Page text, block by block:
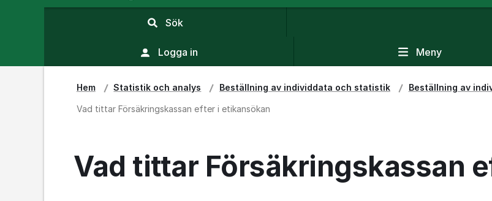
Sök,
sökfält
Logga in Meny
Hem Statistik och analys Beställning av individdata och statistik Beställning av
Vad tittar Försäkringskassan efter i etikansökan
Vad tittar Försäkringskassan